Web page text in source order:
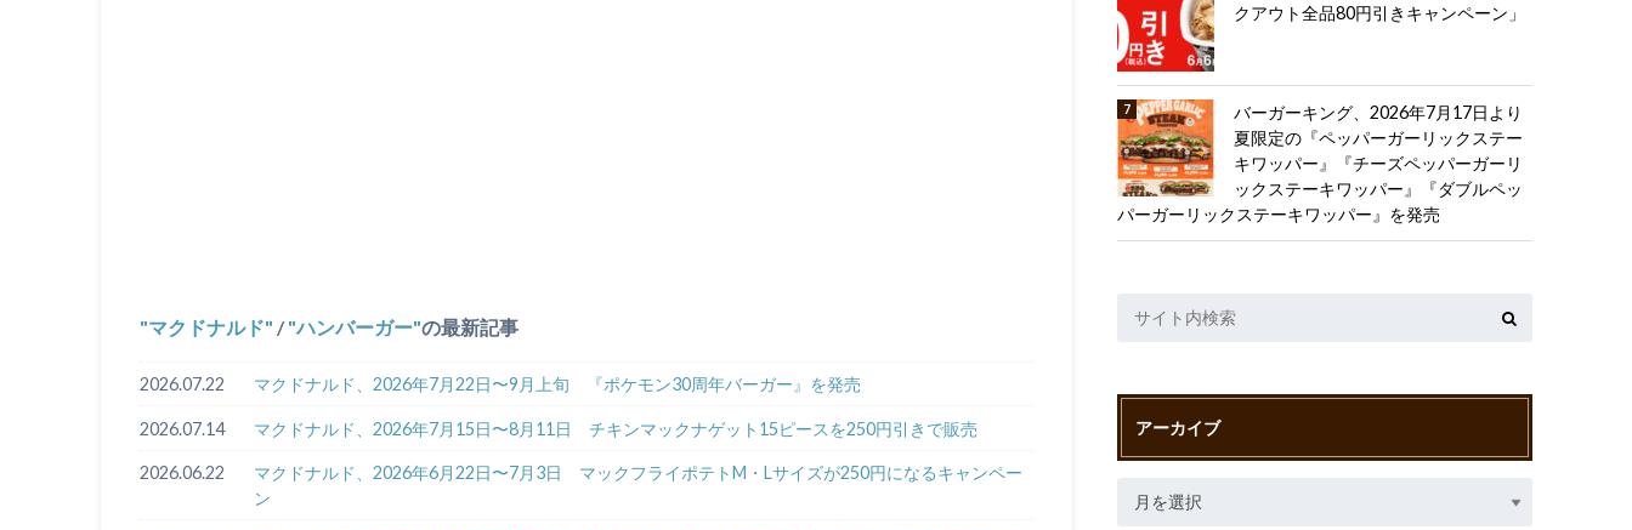
マクドナルド / ハンバーガー の最新記事
2026.07.22 マクドナルド、2026年7月22日〜9月上旬 『ポケモン30周年バーガー』を発売
2026.07.14 マクドナルド、2026年7月15日〜8月11日 チキンマックナゲット15ピースを250円引きで販売
2026.06.22
マクドナルド、2026年6月22日〜7月3日 マックフライポテトM・Lサイズが250円になるキャンペー
ン
クアウト全品80円引きキャンペーン」
バーガーキング、2026年7月17日より
夏限定の『ペッパーガーリックステー
キワッパー』『チーズペッパーガーリ
ックステーキワッパー』『ダブルペッ
パーガーリックステーキワッパー』を発売
アーカイブ